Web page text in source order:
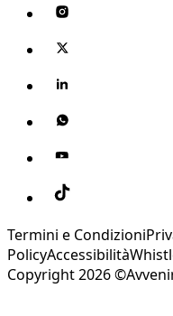
Termini e Condizioni
PolicyAccessibilità
Copyright 2026